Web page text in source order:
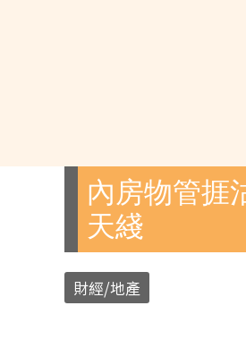
內房物管捱
天綫
財經/地產